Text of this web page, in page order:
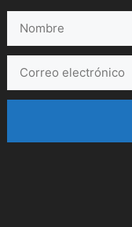
electrónico